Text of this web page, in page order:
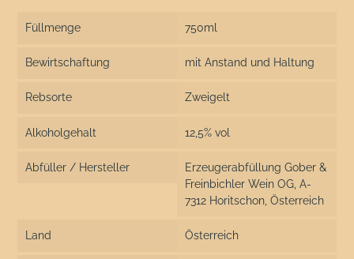
Füllmenge 750ml
Bewirtschaftung mit Anstand und Haltung
Rebsorte Zweigelt
Alkoholgehalt 12,5% vol
Abfüller / Hersteller
Erzeugerabfüllung Gober &
Freinbichler Wein OG, A-
7312 Horitschon, Österreich
Land Österreich